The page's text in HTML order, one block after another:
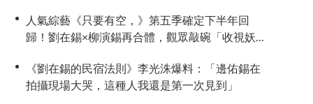
人氣綜藝《只要有空，》第五季確定下半年回
歸！劉在錫×柳演錫再合體，觀眾敲碗「收視妖
《劉在錫的民宿法則》李光洙爆料：「邊佑錫在
拍攝現場大哭，這種人我還是第一次見到」